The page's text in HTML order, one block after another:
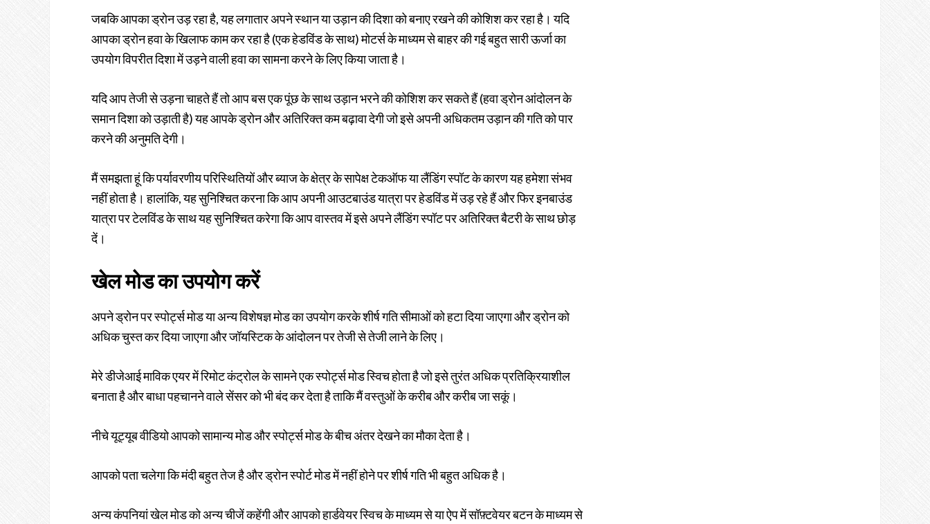
जबकि आपका ड्रोन उड़ रहा है, यह लगातार अपने स्थान या उड़ान की दिशा को बनाए रखने की कोशिश कर रहा है। यदि
आपका ड्रोन हवा के खिलाफ काम कर रहा है (एक हेडविंड के साथ) मोटर्स के माध्यम से बाहर की गई बहुत सारी ऊर्जा का
उपयोग विपरीत दिशा में उड़ने वाली हवा का सामना करने के लिए किया जाता है।
यदि आप तेजी से उड़ना चाहते हैं तो आप बस एक पूंछ के साथ उड़ान भरने की कोशिश कर सकते हैं (हवा ड्रोन आंदोलन के
समान दिशा को उड़ाती है) यह आपके ड्रोन और अतिरिक्त कम बढ़ावा देगी जो इसे अपनी अधिकतम उड़ान की गति को पार
करने की अनुमति देगी।
मैं समझता हूं कि पर्यावरणीय परिस्थितियों और ब्याज के क्षेत्र के सापेक्ष टेकऑफ या लैंडिंग स्पॉट के कारण यह हमेशा संभव
नहीं होता है। हालांकि, यह सुनिश्चित करना कि आप अपनी आउटबाउंड यात्रा पर हेडविंड में उड़ रहे हैं और फिर इनबाउंड
यात्रा पर टेलविंड के साथ यह सुनिश्चित करेगा कि आप वास्तव में इसे अपने लैंडिंग स्पॉट पर अतिरिक्त बैटरी के साथ छोड़
दें।
खेल मोड का उपयोग करें
अपने ड्रोन पर स्पोर्ट्स मोड या अन्य विशेषज्ञ मोड का उपयोग करके शीर्ष गति सीमाओं को हटा दिया जाएगा और ड्रोन को
अधिक चुस्त कर दिया जाएगा और जॉयस्टिक के आंदोलन पर तेजी से तेजी लाने के लिए।
मेरे डीजेआई माविक एयर में रिमोट कंट्रोल के सामने एक स्पोर्ट्स मोड स्विच होता है जो इसे तुरंत अधिक प्रतिक्रियाशील
बनाता है और बाधा पहचानने वाले सेंसर को भी बंद कर देता है ताकि मैं वस्तुओं के करीब और करीब जा सकूं।
नीचे यूट्यूब वीडियो आपको सामान्य मोड और स्पोर्ट्स मोड के बीच अंतर देखने का मौका देता है।
आपको पता चलेगा कि मंदी बहुत तेज है और ड्रोन स्पोर्ट मोड में नहीं होने पर शीर्ष गति भी बहुत अधिक है।
अन्य कंपनियां खेल मोड को अन्य चीजें कहेंगी और आपको हार्डवेयर स्विच के माध्यम से या ऐप में सॉफ़्टवेयर बटन के माध्यम से